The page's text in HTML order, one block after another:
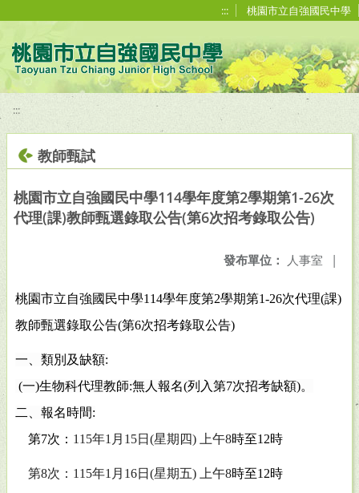
::: 桃園市立自強國民中學
:::
教師甄試
桃園市立自強國民中學114學年度第2學期第1-26次
代理(課)教師甄選錄取公告(第6次招考錄取公告)
發布單位： 人事室 |
桃園市立自強國民中學114學年度第2學期第1-26次代理(課)
教師甄選錄取公告(第6次招考錄取公告)
一、類別及缺額:
(一)生物科代理教師:無人報名(列入第7次招考缺額)。
二、報名時間:
第7次： 115年1 月 15日 (星期四) 上午8時至12時
第8次： 115年1 月 16日 (星期五) 上午8時至12時